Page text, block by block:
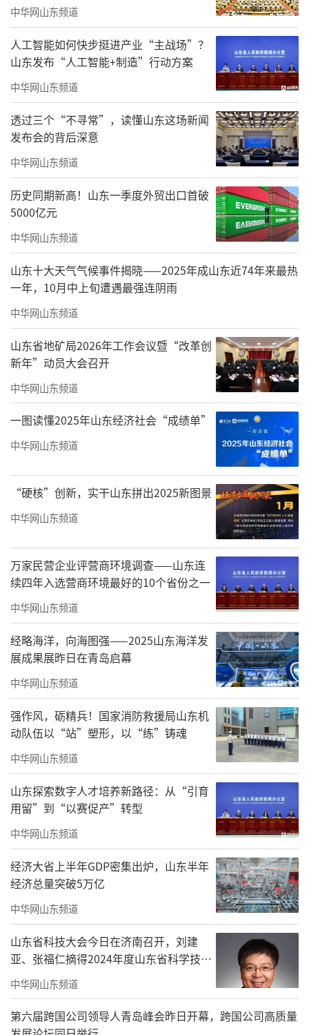
一条黄河串起沿岸九省（区）。作为黄河
流域唯一的出海口，山东港口众多、海铁联运
习近平总书记近日在山东考察时强调，要
积极构建国际物流大通道，大力推动自由贸易
区联动创新，建设好制度型开放示范区，深度
融入高质量共建“一带一路”，精心打造重大
国际交流合作高能级平台，努力成为畅通国内
国际双循环的重要节点。
山东正努力充分发挥沿海开放优势，加快
构建沿黄陆海大通道，有效促进黄河流域各省
区物流降本增效，实现更高水平对外开放。
加速互联互通形成陆海统筹对外开放新格
局
2023年12月8日，列车驶过济郑高铁长清黄河铁路特大桥（无人机
照片）。新华社记者 邢广利 摄
中华网山东频道
人工智能如何快步挺进产业“主战场”？
山东发布“人工智能+制造”行动方案
中华网山东频道
透过三个“不寻常”，读懂山东这场新闻
发布会的背后深意
中华网山东频道
历史同期新高！山东一季度外贸出口首破
5000亿元
中华网山东频道
山东十大天气气候事件揭晓——2025年成山东近74年来最热
一年，10月中上旬遭遇最强连阴雨
中华网山东频道
山东省地矿局2026年工作会议暨“改革创
新年”动员大会召开
中华网山东频道
一图读懂2025年山东经济社会“成绩单”
中华网山东频道
“硬核”创新，实干山东拼出2025新图景
中华网山东频道
万家民营企业评营商环境调查——山东连
续四年入选营商环境最好的10个省份之一
中华网山东频道
经略海洋，向海图强——2025山东海洋发
展成果展昨日在青岛启幕
中华网山东频道
强作风，砺精兵！国家消防救援局山东机
动队伍以“站”塑形，以“练”铸魂
中华网山东频道
山东探索数字人才培养新路径：从“引育
用留”到“以赛促产”转型
中华网山东频道
经济大省上半年GDP密集出炉，山东半年
经济总量突破5万亿
中华网山东频道
山东省科技大会今日在济南召开，刘建
亚、张福仁摘得2024年度山东省科学技术
奖最高奖！
中华网山东频道
第六届跨国公司领导人青岛峰会昨日开幕，跨国公司高质量